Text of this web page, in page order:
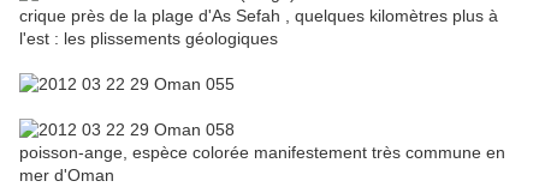
crique près de la plage d'As Sefah , quelques kilomètres plus à
l'est : les plissements géologiques
poisson-ange, espèce colorée manifestement très commune en
mer d'Oman